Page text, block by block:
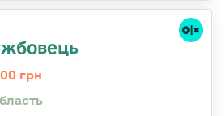
грн